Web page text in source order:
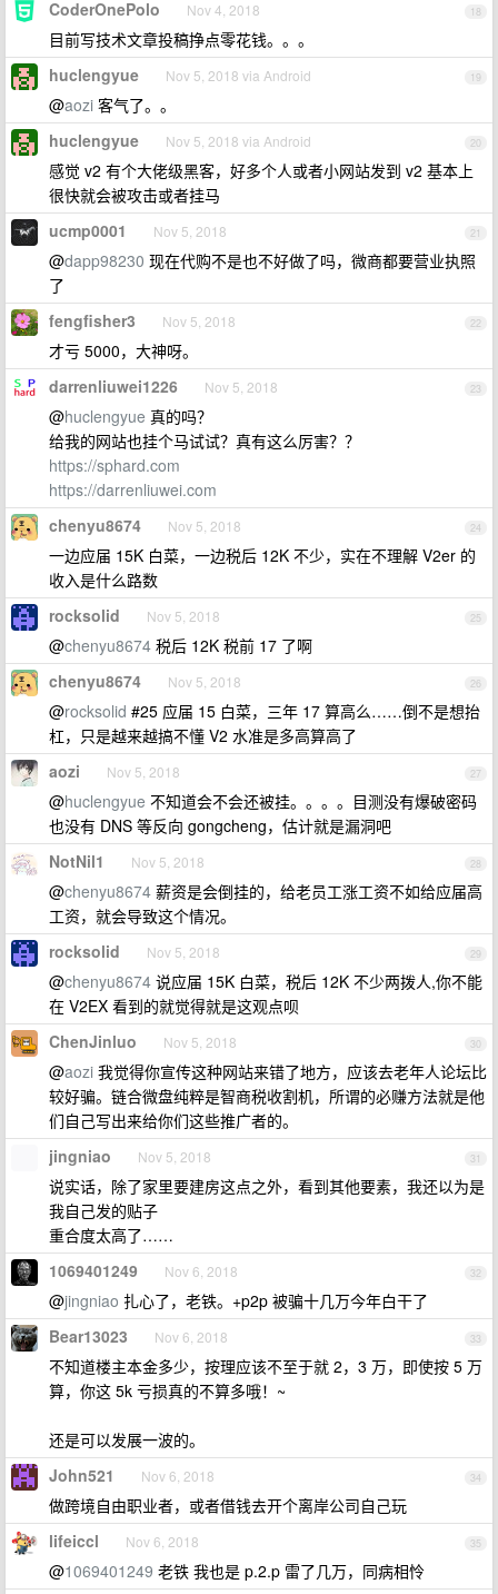
18
CoderOnePolo Nov 4, 2018
目前写技术文章投稿挣点零花钱。。。
19
huclengyue Nov 5, 2018 via Android
@aozi 客气了。。
20
huclengyue Nov 5, 2018 via Android
感觉 v2 有个大佬级黑客，好多个人或者小网站发到 v2 基本上
很快就会被攻击或者挂马
21
ucmp0001 Nov 5, 2018
@dapp98230 现在代购不是也不好做了吗，微商都要营业执照
了
22
fengfisher3 Nov 5, 2018
才亏 5000，大神呀。
23
darrenliuwei1226 Nov 5, 2018
@huclengyue 真的吗？
给我的网站也挂个马试试？真有这么厉害？？
https://sphard.com
https://darrenliuwei.com
24
chenyu8674 Nov 5, 2018
一边应届 15K 白菜，一边税后 12K 不少，实在不理解 V2er 的
收入是什么路数
25
rocksolid Nov 5, 2018
@chenyu8674 税后 12K 税前 17 了啊
26
chenyu8674 Nov 5, 2018
@rocksolid #25 应届 15 白菜，三年 17 算高么……倒不是想抬
杠，只是越来越搞不懂 V2 水准是多高算高了
27
aozi Nov 5, 2018
@huclengyue 不知道会不会还被挂。。。。目测没有爆破密码
也没有 DNS 等反向 gongcheng，估计就是漏洞吧
28
NotNil1 Nov 5, 2018
@chenyu8674 薪资是会倒挂的，给老员工涨工资不如给应届高
工资，就会导致这个情况。
29
rocksolid Nov 5, 2018
@chenyu8674 说应届 15K 白菜，税后 12K 不少两拨人,你不能
在 V2EX 看到的就觉得就是这观点呗
30
ChenJinluo Nov 5, 2018
@aozi 我觉得你宣传这种网站来错了地方，应该去老年人论坛比
较好骗。链合微盘纯粹是智商税收割机，所谓的必赚方法就是他
们自己写出来给你们这些推广者的。
31
jingniao Nov 5, 2018
说实话，除了家里要建房这点之外，看到其他要素，我还以为是
我自己发的贴子
重合度太高了……
32
1069401249 Nov 6, 2018
@jingniao 扎心了，老铁。+p2p 被骗十几万今年白干了
33
Bear13023 Nov 6, 2018
不知道楼主本金多少，按理应该不至于就 2，3 万，即使按 5 万
算，你这 5k 亏损真的不算多哦！~
还是可以发展一波的。
34
John521 Nov 6, 2018
做跨境自由职业者，或者借钱去开个离岸公司自己玩
35
lifeiccl Nov 6, 2018
@1069401249 老铁 我也是 p.2.p 雷了几万，同病相怜